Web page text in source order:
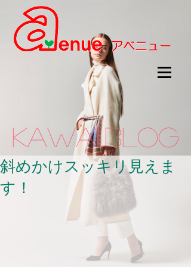
kawaii.BLOG
斜めかけスッキリ見えま
す！